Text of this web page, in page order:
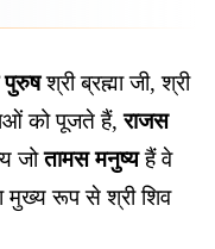
पुरुषश्री ब्रह्मा जी, श्री
को पूजते हैं,राजस
जोतामस मनुष्यहैं वे
रूप से श्री शिव